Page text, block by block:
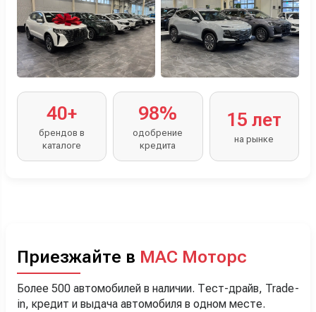
40+
брендов в
каталоге
98%
одобрение
кредита
15 лет
на рынке
Приезжайте в МАС Моторс
Более 500 автомобилей в наличии. Тест-драйв, Trade-
in, кредит и выдача автомобиля в одном месте.